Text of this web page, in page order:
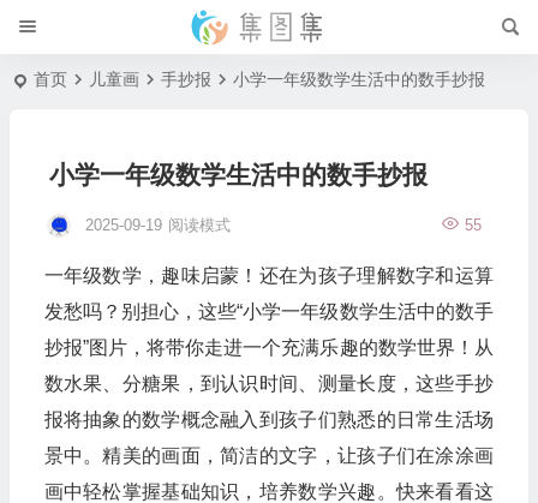
首页 儿童画 手抄报 小学一年级数学生活中的数手抄报
小学一年级数学生活中的数手抄报
2025-09-19 55
阅读模式
一年级数学，趣味启蒙！还在为孩子理解数字和运算
发愁吗？别担心，这些“小学一年级数学生活中的数手
抄报”图片，将带你走进一个充满乐趣的数学世界！从
数水果、分糖果，到认识时间、测量长度，这些手抄
报将抽象的数学概念融入到孩子们熟悉的日常生活场
景中。精美的画面，简洁的文字，让孩子们在涂涂画
画中轻松掌握基础知识，培养数学兴趣。快来看看这